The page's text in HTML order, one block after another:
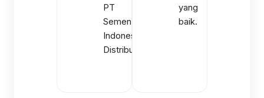
PT
Semen
Indonesia
Distributor
yang
baik.